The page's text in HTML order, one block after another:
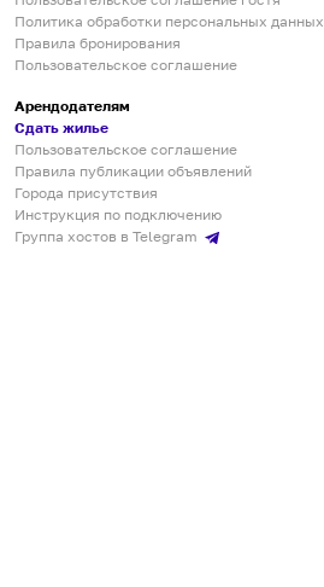
Политика обработки персональных данных
Правила бронирования
Пользовательское соглашение
Арендодателям
Сдать жилье
Пользовательское соглашение
Правила публикации объявлений
Города присутствия
Инструкция по подключению
Группа хостов в Telegram